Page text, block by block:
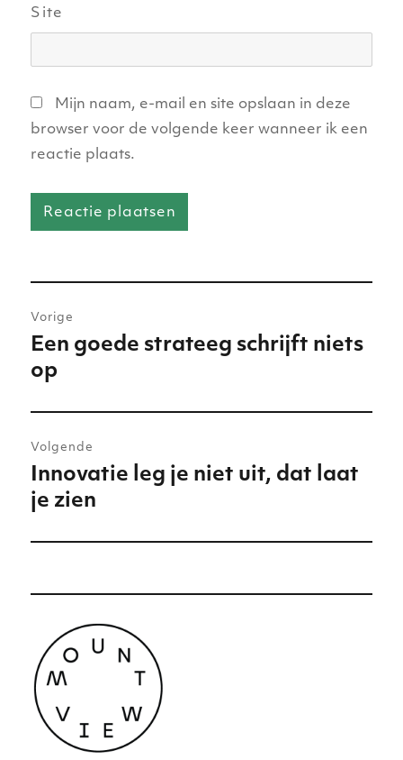
Site
Mijn naam, e-mail en site opslaan in deze
browser voor de volgende keer wanneer ik een
reactie plaats.
navigatie
Vorige
Vorig
bericht:
Een goede strateeg schrijft niets
op
Volgende
Volgend
bericht:
Innovatie leg je niet uit, dat laat
je zien